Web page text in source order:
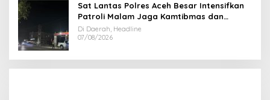
Sat Lantas Polres Aceh Besar Intensifkan
Patroli Malam Jaga Kamtibmas dan
Kelancaran Lalu Lintas
Di Daerah, Headline
07/08/2026